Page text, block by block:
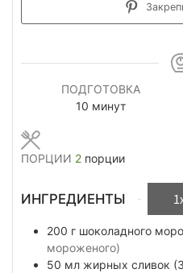
ПОДГОТОВКА
10 минуты
минут
ПОРЦИИ 2 порции
ИНГРЕДИЕНТЫ
200 г шоколадного
мороженого)
50 мл жирных сливок